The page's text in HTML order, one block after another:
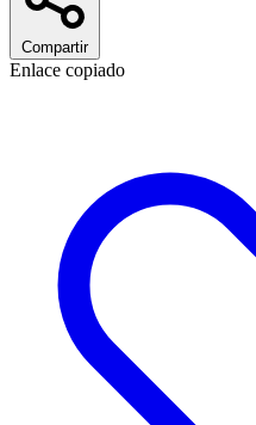
Compartir
Enlace copiado